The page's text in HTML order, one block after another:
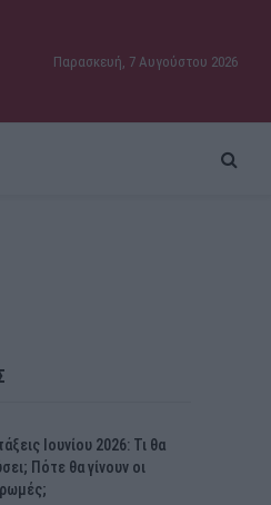
Παρασκευή, 7 Αυγούστου 2026
Ιουνίου 2026: Τι θα
Πότε θα γίνουν οι